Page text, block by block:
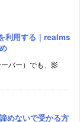
利用する｜realms
バー）でも、影
めないで受かる方